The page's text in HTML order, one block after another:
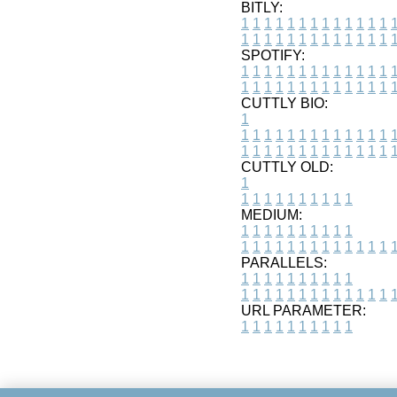
BITLY:
1 1 1 1 1 1 1 1 1 1 1 1 1 1
1 1 1 1 1 1 1 1 1 1 1 1 1 1
SPOTIFY:
1 1 1 1 1 1 1 1 1 1 1 1 1 1
1 1 1 1 1 1 1 1 1 1 1 1 1 1
CUTTLY BIO:
1
1 1 1 1 1 1 1 1 1 1 1 1 1 1
1 1 1 1 1 1 1 1 1 1 1 1 1 1
CUTTLY OLD:
1
1 1 1 1 1 1 1 1 1 1
MEDIUM:
1 1 1 1 1 1 1 1 1 1
1 1 1 1 1 1 1 1 1 1 1 1 1 1
PARALLELS:
1 1 1 1 1 1 1 1 1 1
1 1 1 1 1 1 1 1 1 1 1 1 1 1
URL PARAMETER:
1 1 1 1 1 1 1 1 1 1